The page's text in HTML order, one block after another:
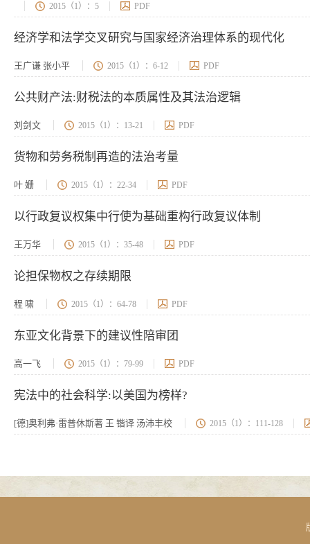
2015（1）：5 PDF
经济学和法学交叉研究与国家经济治理体系的现代化
王广谦 张小平 2015（1）：6-12 PDF
公共财产法:财税法的本质属性及其法治逻辑
刘剑文 2015（1）：13-21 PDF
货物和劳务税制再造的法治考量
叶 姗 2015（1）：22-34 PDF
以行政复议权集中行使为基础重构行政复议体制
王万华 2015（1）：35-48 PDF
论担保物权之存续期限
程 啸 2015（1）：64-78 PDF
东亚文化背景下的建议性陪审团
高一飞 2015（1）：79-99 PDF
宪法中的社会科学:以美国为榜样?
[德]奥利弗·雷普休斯著 王 锴译 汤沛丰校 2015（1）：111-128